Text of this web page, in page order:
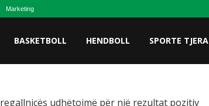
Marketing
BASKETBOLL HENDBOLL SPORTE TJERA
udhëtojmë për një rezultat pozitiv